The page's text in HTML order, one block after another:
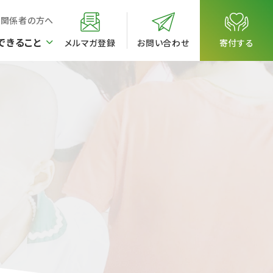
係者の方へ
きること メルマガ登録 お問い合わせ 寄付する